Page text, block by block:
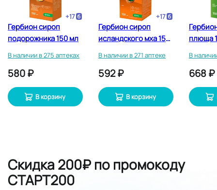
+17
Гербион сироп
подорожника 150 мл
В наличии в 275 аптеках
580 ₽
В корзину
+17
Гербион сироп
исландского мха 150
В наличии в 271 аптеке
592 ₽
В корзину
плюща
В
668 ₽
Скидка 200₽ по промокоду
СТАРТ200